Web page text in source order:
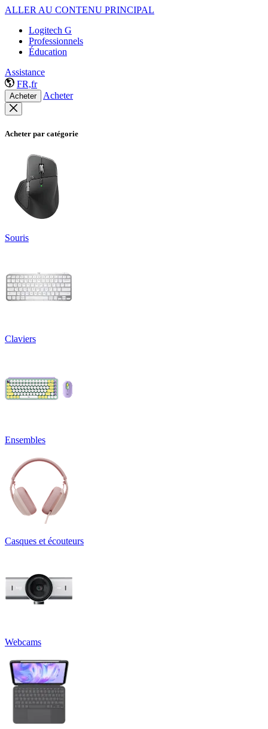
ALLER AU CONTENU PRINCIPAL
Logitech G
Professionnels
Éducation
Assistance
FR,fr
Acheter Acheter
Acheter par catégorie
Souris
Claviers
Ensembles
Casques et écouteurs
Webcams